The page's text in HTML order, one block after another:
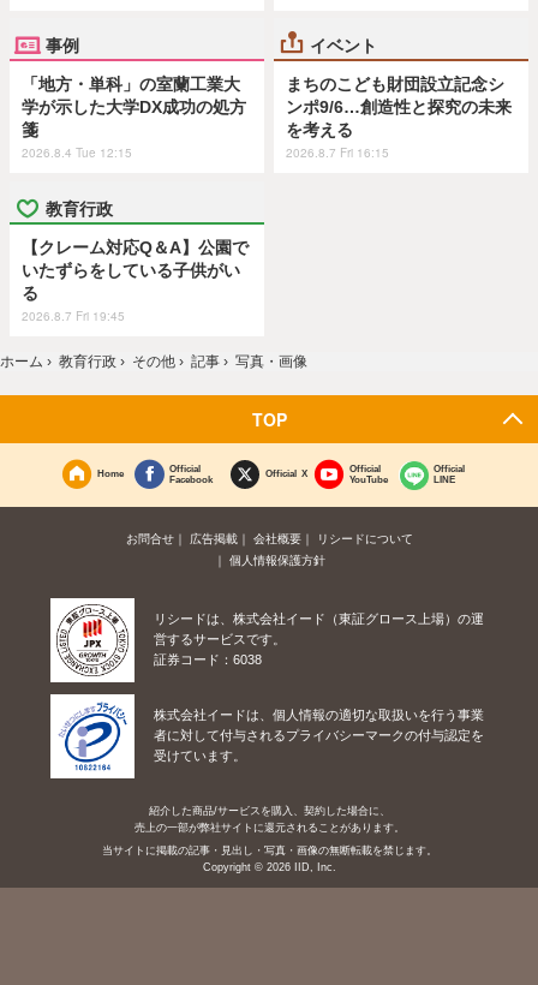
事例
「地方・単科」の室蘭工業大
学が示した大学DX成功の処方
箋
2026.8.4 Tue 12:15
イベント
まちのこども財団設立記念シ
ンポ9/6…創造性と探究の未来
を考える
2026.8.7 Fri 16:15
教育行政
【クレーム対応Q＆A】公園で
いたずらをしている子供がい
る
2026.8.7 Fri 19:45
ホーム › 教育行政 › その他 › 記事 › 写真・画像
TOP
Home
Official
Facebook
Official X
Official
YouTube
Official
LINE
お問合せ 広告掲載 会社概要
リシードについて
個人情報保護方針
リシードは、株式会社イード（東証グロース上場）の運
営するサービスです。
証券コード：6038
株式会社イードは、個人情報の適切な取扱いを行う事業
者に対して付与されるプライバシーマークの付与認定を
受けています。
紹介した商品/サービスを購入、契約した場合に、
売上の一部が弊社サイトに還元されることがあります。
当サイトに掲載の記事・見出し・写真・画像の無断転載を禁じます。
Copyright © 2026 IID, Inc.